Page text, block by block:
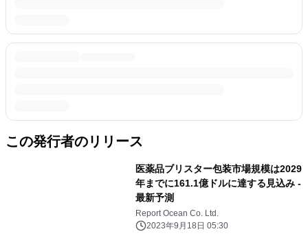
この発行者のリリース
医薬品ブリスター包装市場規模は2029
年までに161.1億ドルに達する見込み -
最新予測
Report Ocean Co. Ltd.
2023年9月18日 05:30